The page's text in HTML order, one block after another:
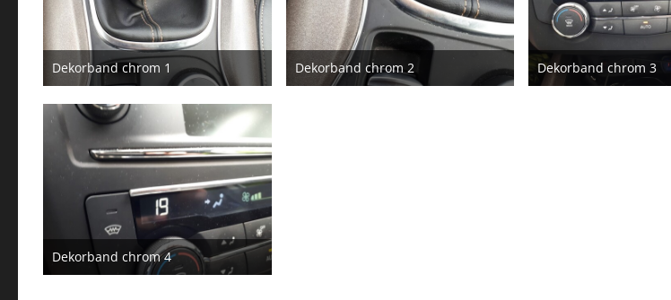
Dekorband chrom 1
3. Juni 2017
Dekorband chrom 2
3. Juni 2017
Dekorband chrom 3
3. Juni 2017
Dekorband chrom 4
3. Juni 2017